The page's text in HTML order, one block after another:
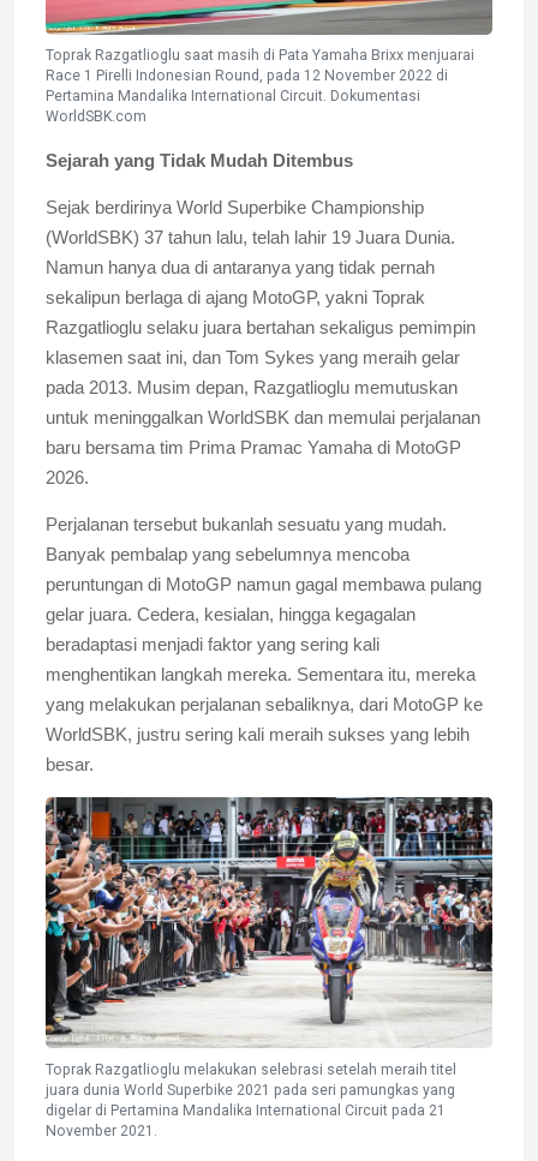
Toprak Razgatlioglu saat masih di Pata Yamaha Brixx menjuarai
Race 1 Pirelli Indonesian Round, pada 12 November 2022 di
Pertamina Mandalika International Circuit. Dokumentasi
WorldSBK.com
Sejarah yang Tidak Mudah Ditembus
Sejak berdirinya World Superbike Championship
(WorldSBK) 37 tahun lalu, telah lahir 19 Juara Dunia.
Namun hanya dua di antaranya yang tidak pernah
sekalipun berlaga di ajang MotoGP, yakni Toprak
Razgatlioglu selaku juara bertahan sekaligus pemimpin
klasemen saat ini, dan Tom Sykes yang meraih gelar
pada 2013. Musim depan, Razgatlioglu memutuskan
untuk meninggalkan WorldSBK dan memulai perjalanan
baru bersama tim Prima Pramac Yamaha di MotoGP
2026.
Perjalanan tersebut bukanlah sesuatu yang mudah.
Banyak pembalap yang sebelumnya mencoba
peruntungan di MotoGP namun gagal membawa pulang
gelar juara. Cedera, kesialan, hingga kegagalan
beradaptasi menjadi faktor yang sering kali
menghentikan langkah mereka. Sementara itu, mereka
yang melakukan perjalanan sebaliknya, dari MotoGP ke
WorldSBK, justru sering kali meraih sukses yang lebih
besar.
Toprak Razgatlioglu melakukan selebrasi setelah meraih titel
juara dunia World Superbike 2021 pada seri pamungkas yang
digelar di Pertamina Mandalika International Circuit pada 21
November 2021.